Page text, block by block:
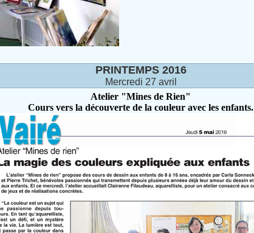
PRINTEMPS 2016
Mercredi 27 avril
Atelier "Mines de Rien"
Cours vers la découverte de la couleur avec les enfants.